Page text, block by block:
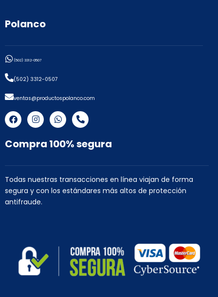
Polanco
(502) 3312-0507
(502) 3312-0507
ventas@productospolanco.com
F
a
c
e
b
o
I
n
s
t
a
r
m
W
h
a
t
s
p
P
h
o
n
e
a
t
Compra 100% segura
Todas nuestras transacciones en línea viajan de forma
segura y con los estándares más altos de protección
antifraude.